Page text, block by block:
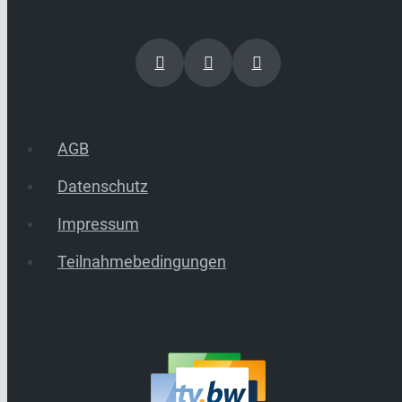
AGB
Datenschutz
Impressum
Teilnahmebedingungen